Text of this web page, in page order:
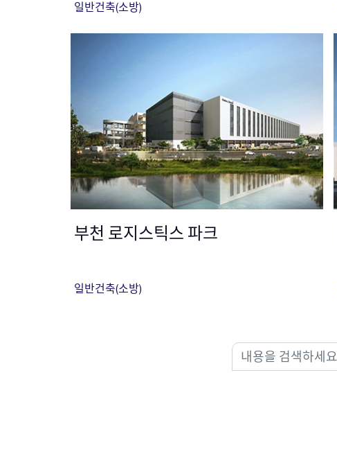
일반건축(소방)
부천 로지스틱스 파크
일반건축(소방)